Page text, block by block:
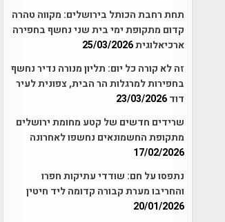
תחת רחבת הכותל בירושלים: מקווה טהרה
קדום מתקופת ימי בית שני נחשף בחפירה
ארכיאלוגית25/03/2026
זה לא קורה כל יום: תליון מנורה נדיר נחשף
בחפירות למרגלות הר הבית, צפונית לעיר
דוד23/03/2026
שרידים חדשים של קטע מחומת ירושלים
מתקופת החשמונאים נחשפו לאחרונה
17/02/2026
נתפסו על חם: שודדי עתיקות חפרו
והחריבו מערת קבורה קדומה ליד חיטין
20/01/2026